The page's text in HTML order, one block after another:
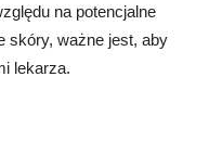
na potencjalne
skóry, ważne jest, aby
lekarza.